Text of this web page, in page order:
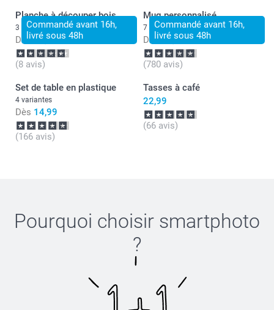
Commandé avant 16h,
livré sous 48h
Planche à découper bois
3 variantes
Dès 24,99
(8 avis)
Commandé avant 16h,
livré sous 48h
Mug personnalisé
7 variantes
Dès 11,99
(780 avis)
Set de table en plastique
4 variantes
Dès 14,99
(166 avis)
Tasses à café
22,99
(66 avis)
Pourquoi choisir smartphoto
?